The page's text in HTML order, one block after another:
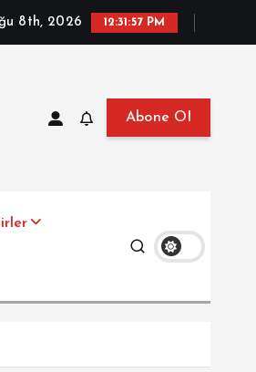
8th, 2026 12:31:58 PM
Abone Ol